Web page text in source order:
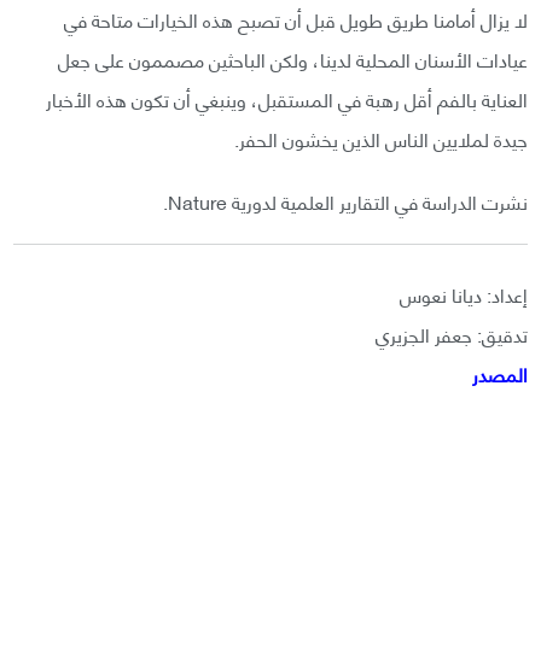
لا يزال أمامنا طريق طويل قبل أن تصبح هذه الخيارات متاحة في
عيادات الأسنان المحلية لدينا، ولكن الباحثين مصممون على جعل
العناية بالفم أقل رهبة في المستقبل، وينبغي أن تكون هذه الأخبار
جيدة لملايين الناس الذين يخشون الحفر.
نشرت الدراسة في التقارير العلمية لدورية Nature.
إعداد: ديانا نعوس
تدقيق: جعفر الجزيري
المصدر